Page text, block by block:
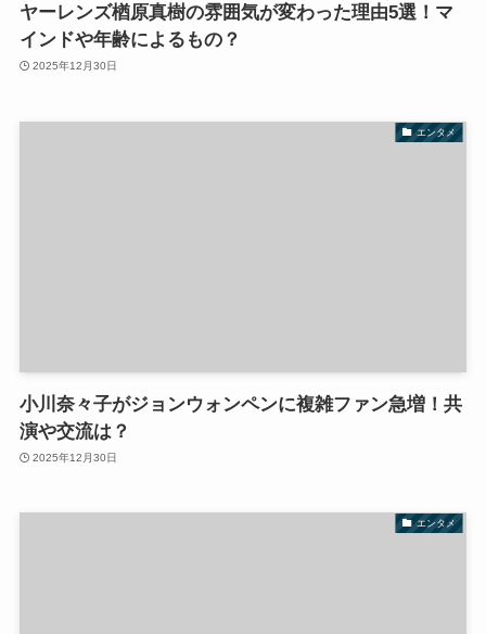
ヤーレンズ楢原真樹の雰囲気が変わった理由5選！マ
インドや年齢によるもの？
2025年12月30日
エンタメ
小川奈々子がジョンウォンペンに複雑ファン急増！共
演や交流は？
2025年12月30日
エンタメ